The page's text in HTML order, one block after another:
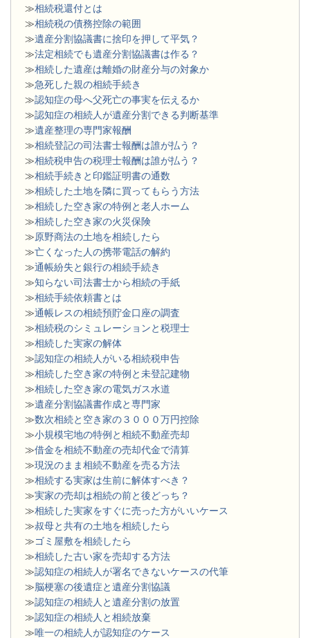
≫相続税還付とは
≫相続税の債務控除の範囲
≫遺産分割協議書に捨印を押して平気？
≫法定相続でも遺産分割協議書は作る？
≫相続した遺産は離婚の財産分与の対象か
≫急死した親の相続手続き
≫認知症の母へ父死亡の事実を伝えるか
≫認知症の相続人が遺産分割できる判断基準
≫遺産整理の専門家報酬
≫相続登記の司法書士報酬は誰が払う？
≫相続税申告の税理士報酬は誰が払う？
≫相続手続きと印鑑証明書の通数
≫相続した土地を隣に買ってもらう方法
≫相続した空き家の特例と老人ホーム
≫相続した空き家の火災保険
≫原野商法の土地を相続したら
≫亡くなった人の携帯電話の解約
≫通帳紛失と銀行の相続手続き
≫知らない司法書士から相続の手紙
≫相続手続依頼書とは
≫通帳レスの相続預貯金口座の調査
≫相続税のシミュレーションと税理士
≫相続した実家の解体
≫認知症の相続人がいる相続税申告
≫相続した空き家の特例と未登記建物
≫相続した空き家の電気ガス水道
≫遺産分割協議書作成と専門家
≫数次相続と空き家の３０００万円控除
≫小規模宅地の特例と相続不動産売却
≫借金を相続不動産の売却代金で清算
≫現況のまま相続不動産を売る方法
≫相続する実家は生前に解体すべき？
≫実家の売却は相続の前と後どっち？
≫相続した実家をすぐに売った方がいいケース
≫叔母と共有の土地を相続したら
≫ゴミ屋敷を相続したら
≫相続した古い家を売却する方法
≫認知症の相続人が署名できないケースの代筆
≫脳梗塞の後遺症と遺産分割協議
≫認知症の相続人と遺産分割の放置
≫認知症の相続人と相続放棄
≫唯一の相続人が認知症のケース